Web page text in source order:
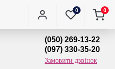
0 0
(050) 269-13-22
(097) 330-35-20
Замовити дзвінок